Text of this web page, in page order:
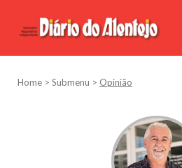
Home > Submenu > Opinião